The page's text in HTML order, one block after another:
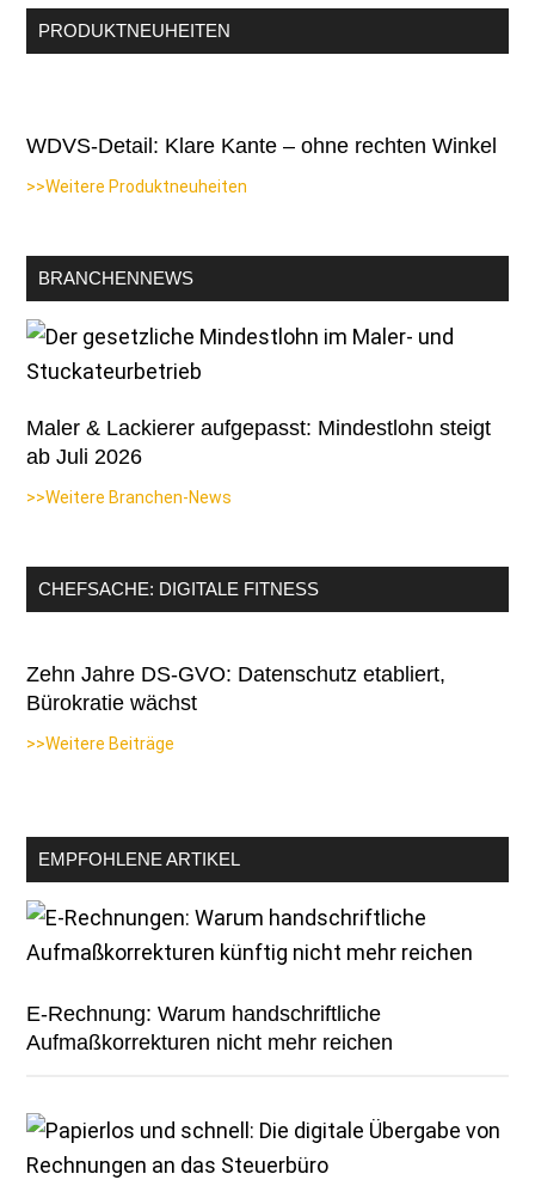
PRODUKTNEUHEITEN
WDVS-Detail: Klare Kante – ohne rechten Winkel
>>Weitere Produktneuheiten
BRANCHENNEWS
Maler & Lackierer aufgepasst: Mindestlohn steigt
ab Juli 2026
>>Weitere Branchen-News
CHEFSACHE: DIGITALE FITNESS
Zehn Jahre DS-GVO: Datenschutz etabliert,
Bürokratie wächst
>>Weitere Beiträge
EMPFOHLENE ARTIKEL
E-Rechnung: Warum handschriftliche
Aufmaßkorrekturen nicht mehr reichen